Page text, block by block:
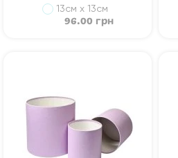
13см х 13см
96.00 грн